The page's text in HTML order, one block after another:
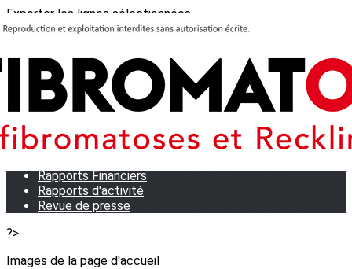
Exporter les lignes sélectionnées
Exporter toutes les colonnes
Qui sommes-nous?
Notre équipe
Rapports Financiers
Rapports d'activité
Revue de presse
?>
Images de la page d'accueil